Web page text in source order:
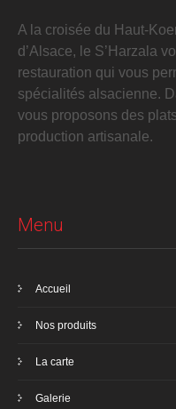
A la croisée du Haut-
d’Alsace, le S’Harzala
restauration qui vous
spécialités alsacienne.
vous proposons des
production artisanale.
Menu
Accueil
Nos produits
La carte
Galerie